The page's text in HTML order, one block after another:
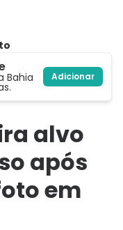
Bahia Adicionar
alvo
após
em